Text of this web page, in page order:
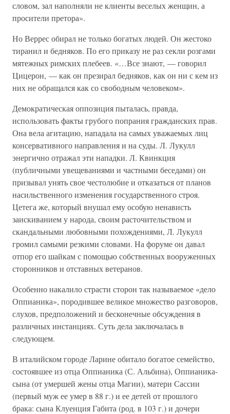
словом, зал наполняли не клиенты веселых женщин, а
просители претора».
Но Веррес обирал не только богатых людей. Он жестоко
тиранил и бедняков. По его приказу не раз секли розгами
мятежных римских плебеев. «…Все знают, — говорил
Цицерон, — как он презирал бедняков, как он ни с кем из
них не обращался как со свободным человеком».
Демократическая оппозиция пыталась, правда,
использовать факты грубого попрания гражданских прав.
Она вела агитацию, нападала на самых уважаемых лиц
консервативного направления и на суды. Л. Лукулл
энергично отражал эти нападки. Л. Квинкция
(публичными увещеваниями и частными беседами) он
призывал унять свое честолюбие и отказаться от планов
насильственного изменения государственного строя.
Цетега же, который внушал ему особую ненависть
заискиванием у народа, своим расточительством и
скандальными любовными похождениями, Л. Лукулл
громил самыми резкими словами. На форуме он давал
отпор его шайкам с помощью собственных вооруженных
сторонников и отставных ветеранов.
Особенно накалило страсти сторон так называемое «дело
Оппианика», породившее великое множество разговоров,
слухов, предположений и бесконечные обсуждения в
различных инстанциях. Суть дела заключалась в
следующем.
В италийском городе Ларине обитало богатое семейство,
состоявшее из отца Оппианика (С. Альбина), Оппианика-
сына (от умершей жены отца Магии), матери Сассии
(первый муж ее умер в 88 г.) и ее детей от прошлого
брака: сына Клуенция Габита (род. в 103 г.) и дочери